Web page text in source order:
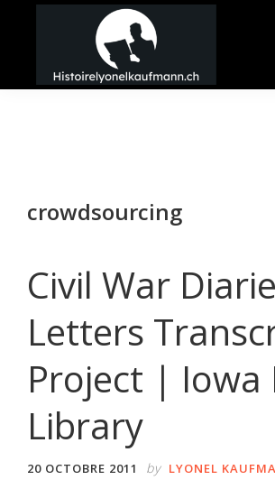
principal
barreHistoire
crowdsourcing
Civil War
Letters
Project | Iowa
Library
20 OCTOBRE 2011 by LYONEL